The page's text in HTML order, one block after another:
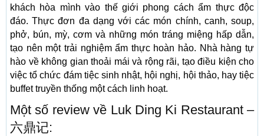
khách hòa mình vào thế giới phong cách ẩm thực độc
đáo. Thực đơn đa dạng với các món chính, canh, soup,
phở, bún, mỳ, cơm và những món tráng miệng hấp dẫn,
tạo nên một trải nghiệm ẩm thực hoàn hảo. Nhà hàng tự
hào về không gian thoải mái và rộng rãi, tạo điều kiện cho
việc tổ chức đám tiệc sinh nhật, hội nghị, hội thảo, hay tiệc
buffet truyền thống một cách linh hoạt.
Một số review về Luk Ding Ki Restaurant –
六鼎记: